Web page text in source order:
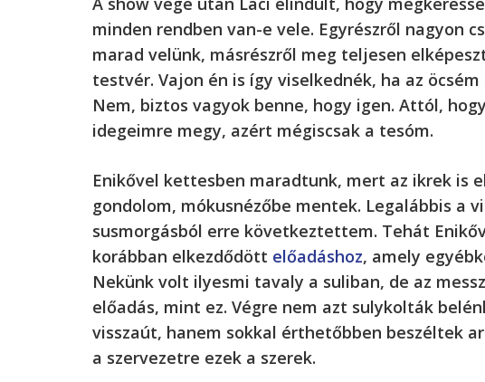
minden rendben van-e vele. Egyrészről nagyon
marad velünk, másrészről meg teljesen
testvér. Vajon én is így viselkednék, ha az
Nem, biztos vagyok benne, hogy igen. Attól,
idegeimre megy, azért mégiscsak a tesóm.
Enikővel kettesben maradtunk, mert az ikrek is
gondolom, mókusnézőbe mentek. Legalábbis a
susmorgásból erre következtettem. Tehát
korábban elkezdődött előadáshoz, amely
Nekünk volt ilyesmi tavaly a suliban, de az
előadás, mint ez. Végre nem azt sulykolták
visszaút, hanem sokkal érthetőbben beszéltek
a szervezetre ezek a szerek.